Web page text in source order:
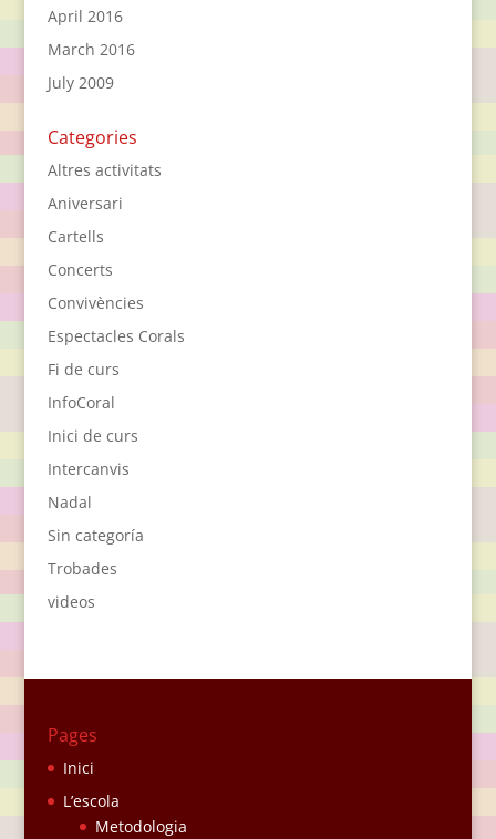
April 2016
March 2016
July 2009
Categories
Altres activitats
Aniversari
Cartells
Concerts
Convivències
Espectacles Corals
Fi de curs
InfoCoral
Inici de curs
Intercanvis
Nadal
Sin categoría
Trobades
videos
Pages
Inici
L’escola
Metodologia